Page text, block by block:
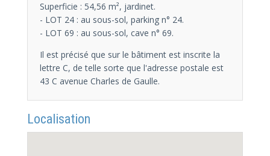
Superficie : 54,56 m², jardinet.
- LOT 24 : au sous-sol, parking n° 24.
- LOT 69 : au sous-sol, cave n° 69.
Il est précisé que sur le bâtiment est inscrite la
lettre C, de telle sorte que l'adresse postale est
43 C avenue Charles de Gaulle.
Localisation